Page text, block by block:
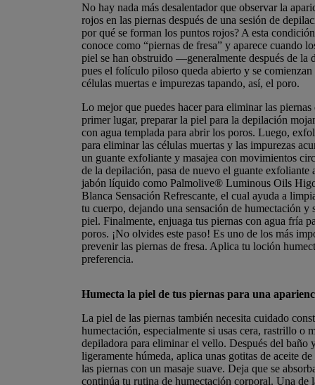
No hay nada más desalentador que observar la
rojos en las piernas después de una sesión de
por qué se forman los puntos rojos? A esta
conoce como “piernas de fresa” y aparece cuando
piel se han obstruido —generalmente después de
pues el folículo piloso queda abierto y se comienzan
células muertas e impurezas tapando, así, el poro.
Lo mejor que puedes hacer para eliminar las piernas
primer lugar, preparar la piel para la depilación
con agua templada para abrir los poros. Luego,
para eliminar las células muertas y las impurezas
un guante exfoliante y masajea con movimientos
de la depilación, pasa de nuevo el guante exfoliante
jabón líquido como Palmolive® Luminous Oils
Blanca Sensación Refrescante, el cual ayuda a
tu cuerpo, dejando una sensación de humectación y
piel. Finalmente, enjuaga tus piernas con agua fría
poros. ¡No olvides este paso! Es uno de los más
prevenir las piernas de fresa. Aplica tu loción
preferencia.
Humecta la piel de tus piernas para una
La piel de las piernas también necesita cuidado
humectación, especialmente si usas cera, rastrillo o
depiladora para eliminar el vello. Después del baño
ligeramente húmeda, aplica unas gotitas de aceite de
las piernas con un masaje suave. Deja que se
continúa tu rutina de humectación corporal. Una de